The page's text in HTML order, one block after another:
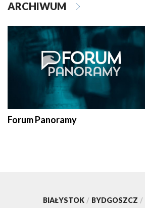
ARCHIWUM
Forum Panoramy
BIAŁYSTOK / BYDGOSZCZ /